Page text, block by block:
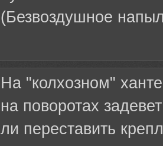
(Безвоздушное
На "колхозном"
на поворотах
ли переставить